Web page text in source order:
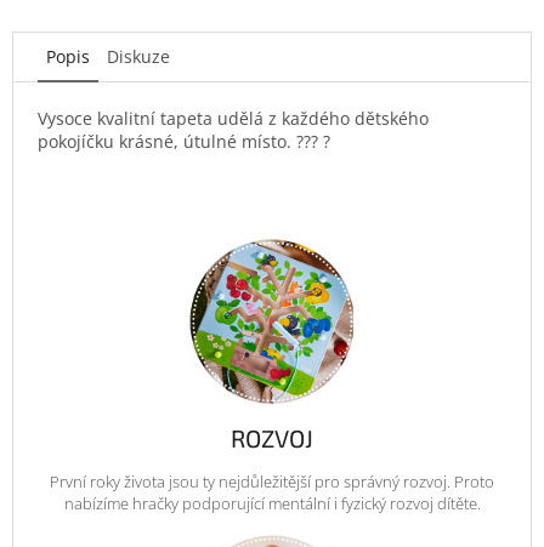
Popis Diskuze
Vysoce kvalitní tapeta udělá z každého dětského
pokojíčku krásné, útulné místo. ??? ?
ROZVOJ
První roky života jsou ty nejdůležitější pro správný rozvoj. Proto
nabízíme hračky podporující mentální i fyzický rozvoj dítěte.